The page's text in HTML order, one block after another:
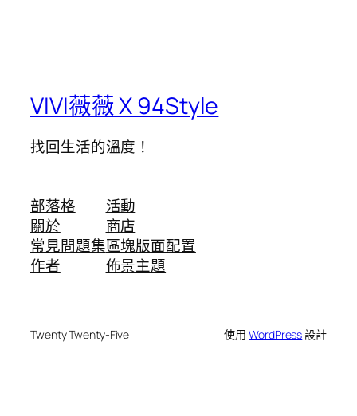
VIVI薇薇 X 94Style
找回生活的溫度！
部落格
關於
常見問題集
作者
活動
商店
區塊版面配置
佈景主題
Twenty Twenty-Five 使用WordPress設計